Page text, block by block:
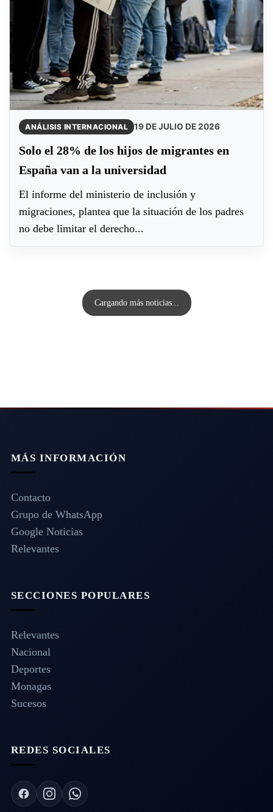
ANÁLISIS INTERNACIONAL 19 DE JULIO DE 2026
Solo el 28% de los hijos de migrantes en
España van a la universidad
El informe del ministerio de inclusión y
migraciones, plantea que la situación de los padres
no debe limitar el derecho...
Cargando más noticias...
MÁS INFORMACIÓN
Contacto
Grupo de WhatsApp
Google Noticias
Relevantes
SECCIONES POPULARES
Relevantes
Nacional
Deportes
Monagas
Sucesos
REDES SOCIALES